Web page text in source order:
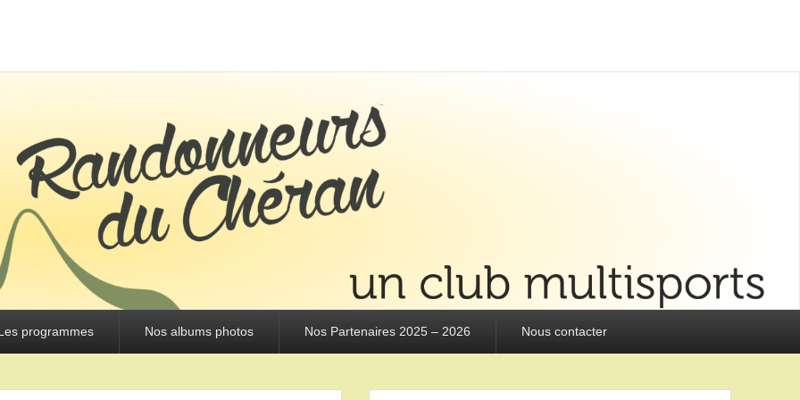
programmes Nos albums photos Nos Partenaires 2025 – 2026 Nous contacter